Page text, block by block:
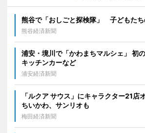
熊谷で「おしごと探検隊」 子どもたち
熊谷経済新聞
浦安・境川で「かわまちマルシェ」 初
キッチンカーなど
浦安経済新聞
「ルクア サウス」にキャラクター21
ちいかわ、サンリオも
梅田経済新聞